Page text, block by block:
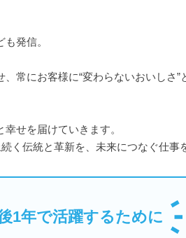
発信。
にお客様に“変わらないおいしさ”
せを届けていきます。
く伝統と革新を、未来につなぐ仕事
1年で活躍するために